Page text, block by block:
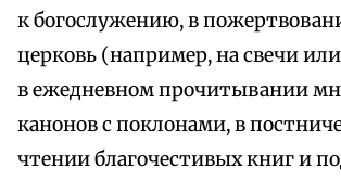
к богослужению, в
церковь (например, на свечи
в ежедневном прочитывании
канонов с поклонами, в
чтении благочестивых книг и